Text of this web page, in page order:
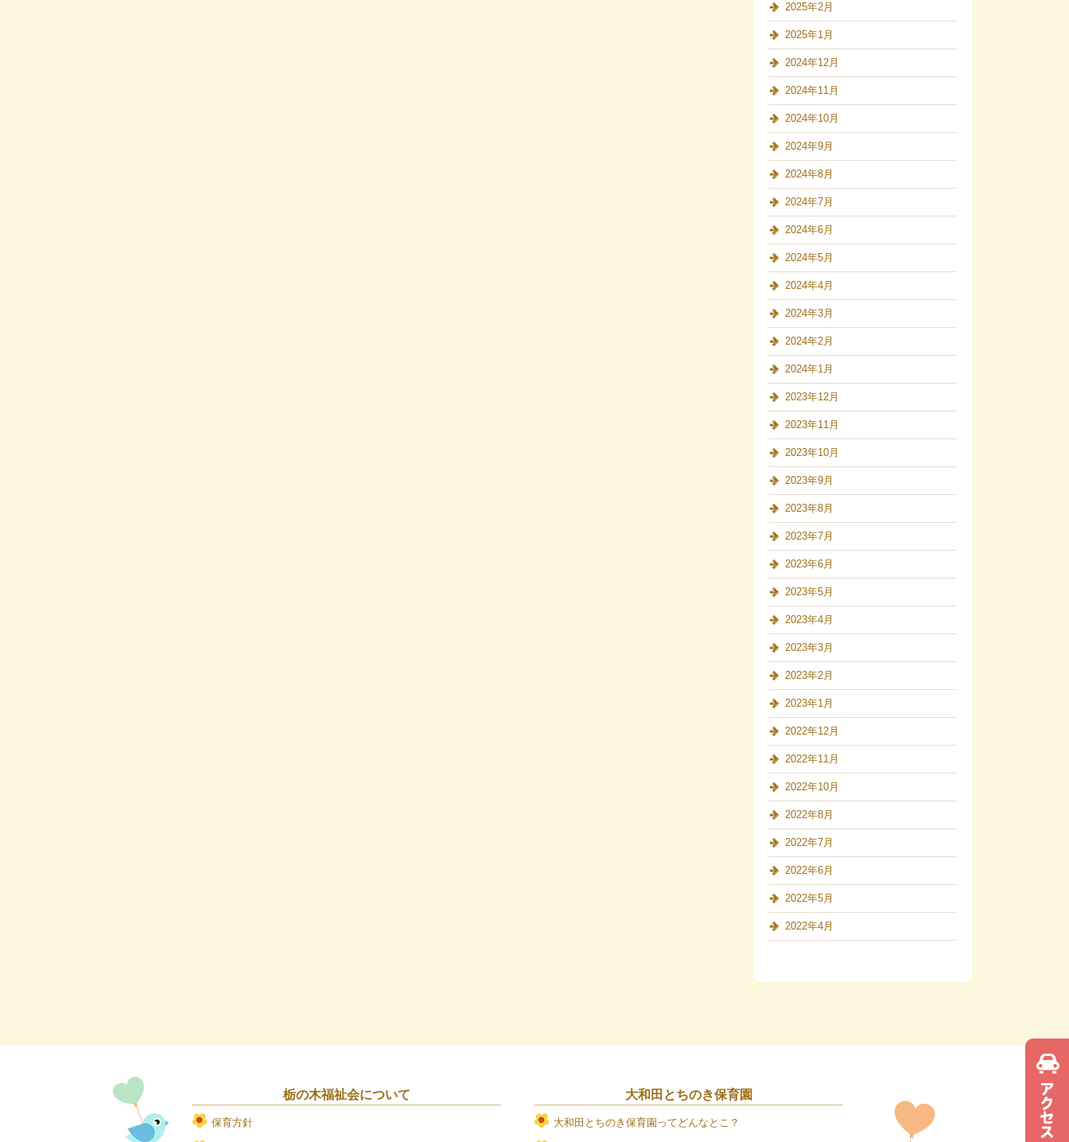
2025年2月
2025年1月
2024年12月
2024年11月
2024年10月
2024年9月
2024年8月
2024年7月
2024年6月
2024年5月
2024年4月
2024年3月
2024年2月
2024年1月
2023年12月
2023年11月
2023年10月
2023年9月
2023年8月
2023年7月
2023年6月
2023年5月
2023年4月
2023年3月
2023年2月
2023年1月
2022年12月
2022年11月
2022年10月
2022年8月
2022年7月
2022年6月
2022年5月
2022年4月
栃の木福祉会について
保育方針
大和田とちのき保育園
大和田とちのき保育園ってどんなとこ？